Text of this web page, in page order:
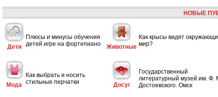
НОВЫЕ
Дети
Плюсы и минусы обучения
детей игре на фортепиано
Животные
Как крысы видят
мир?
Мода
Как выбрать и носить
стильные перчатки
Досуг
Государственный
литературный музей им. Ф.
Достоевского. Омск